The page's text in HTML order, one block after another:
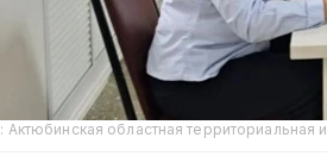
Актюбинская областная территориальная